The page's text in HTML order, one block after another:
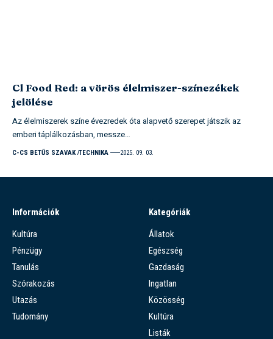
Cl Food Red: a vörös élelmiszer-színezékek
jelölése
Az élelmiszerek színe évezredek óta alapvető szerepet játszik az
emberi táplálkozásban, messze…
C-CS BETŰS SZAVAK TECHNIKA 2025. 09. 03.
Információk
Kultúra
Pénzügy
Tanulás
Szórakozás
Utazás
Tudomány
Kategóriák
Állatok
Egészség
Gazdaság
Ingatlan
Közösség
Kultúra
Listák